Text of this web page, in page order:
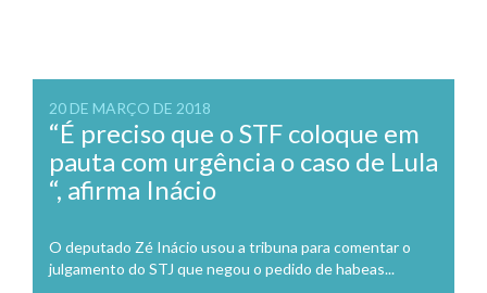
20 DE MARÇO DE 2018
“É preciso que o STF coloque em
pauta com urgência o caso de Lula
“, afirma Inácio
O deputado Zé Inácio usou a tribuna para comentar o
julgamento do STJ que negou o pedido de habeas...